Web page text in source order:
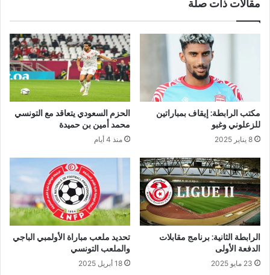
مقالات ذات صلة
مكتب الرابطة: إيقاف بمباراتين
للزعلوني وغبو
8 يناير 2025
الحزم السعودي يتعاقد مع التونسي
محمد أمين بن حميدة
منذ 4 أيام
الرابطة الثانية: برنامج مقابلات
الدفعة الأولى
23 مايو 2025
تحديد ملعب مباراة الأولمبي الباجي
والملعب التونسي
18 أبريل 2025